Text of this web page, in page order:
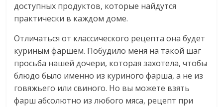
доступных продуктов, которые найдутся
практически в каждом доме.
Отличаться от классического рецепта она будет
куриным фаршем. Побудило меня на такой шаг
просьба нашей дочери, которая захотела, чтобы
блюдо было именно из куриного фарша, а не из
говяжьего или свиного. Но вы можете взять
фарш абсолютно из любого мяса, рецепт при